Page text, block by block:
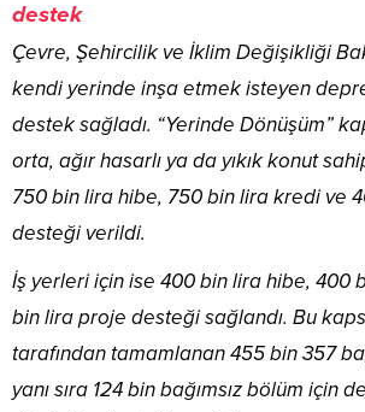
destek
Çevre, Şehircilik ve İklim Değişikliği
kendi yerinde inşa etmek isteyen
destek sağladı. “Yerinde Dönüşüm”
orta, ağır hasarlı ya da yıkık konut
750 bin lira hibe, 750 bin lira kredi ve
desteği verildi.
İş yerleri için ise 400 bin lira hibe, 400
bin lira proje desteği sağlandı. Bu
tarafından tamamlanan 455 bin 357
yanı sıra 124 bin bağımsız bölüm için